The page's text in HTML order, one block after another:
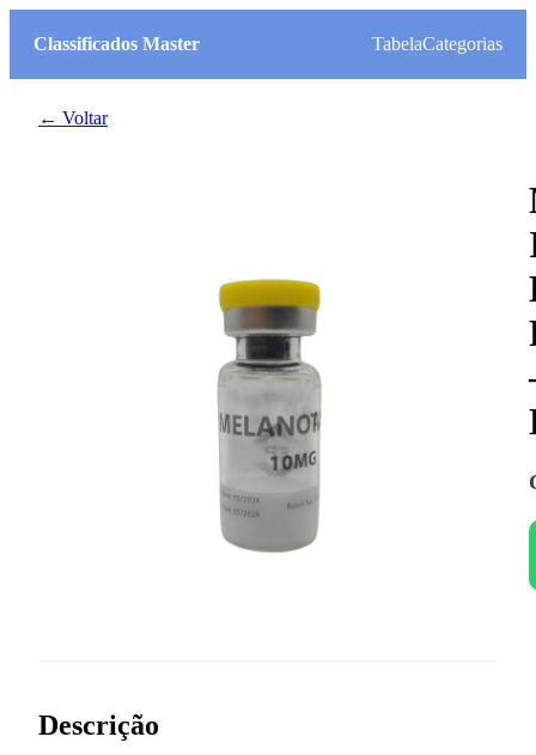
Classificados Master TabelaCategorias
← Voltar
Descrição